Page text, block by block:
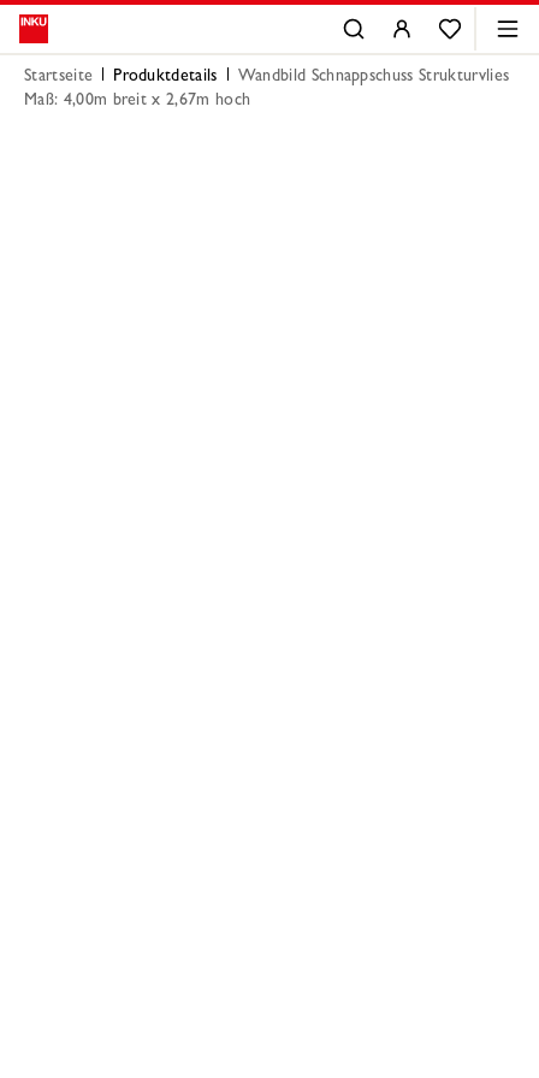
Startseite Produktdetails
Wandbild Schnappschuss Strukturvlies
Maß: 4,00m breit x 2,67m hoch